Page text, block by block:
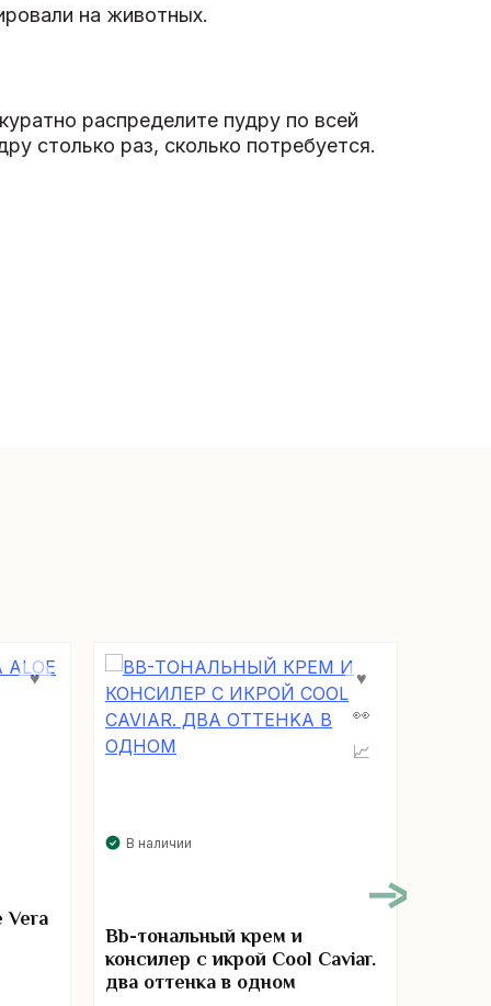
на животных.
распределите пудру по всей
столько раз, сколько потребуется.
В наличии
Bb-тональный крем и
консилер с икрой Cool Caviar.
два оттенка в одном